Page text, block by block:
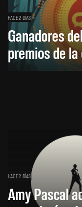
HACE 2 DÍAS
Ganadores
premios de
HACE 2 DÍAS
Amy Pascal